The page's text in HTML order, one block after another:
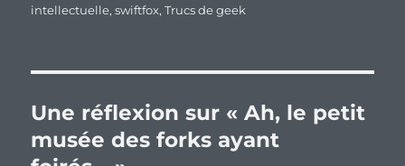
intellectuelle,swiftfox,Trucs de geek
Une réflexion sur « Ah, le petit
musée des forks ayant